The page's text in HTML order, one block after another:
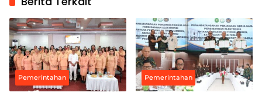
Pemerintahan Pemerintahan